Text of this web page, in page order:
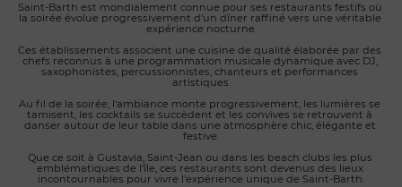
Saint-Barth est mondialement connue pour ses restaurants festifs où
la soirée évolue progressivement d'un dîner raffiné vers une véritable
expérience nocturne.
Ces établissements associent une cuisine de qualité élaborée par des
chefs reconnus à une programmation musicale dynamique avec DJ,
saxophonistes, percussionnistes, chanteurs et performances
artistiques.
Au fil de la soirée, l'ambiance monte progressivement, les lumières se
tamisent, les cocktails se succèdent et les convives se retrouvent à
danser autour de leur table dans une atmosphère chic, élégante et
festive.
Que ce soit à Gustavia, Saint-Jean ou dans les beach clubs les plus
emblématiques de l'île, ces restaurants sont devenus des lieux
incontournables pour vivre l'expérience unique de Saint-Barth.